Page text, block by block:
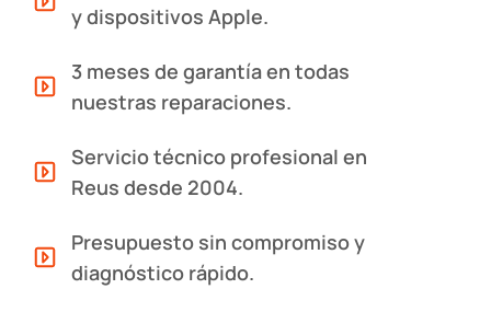
y dispositivos Apple.
3 meses de garantía en todas
nuestras reparaciones.
Servicio técnico profesional en
Reus desde 2004.
Presupuesto sin compromiso y
diagnóstico rápido.